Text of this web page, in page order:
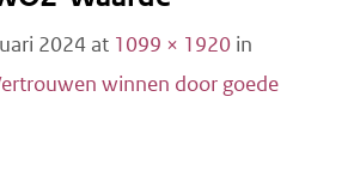
2024 at 1099 × 1920 in
winnen door goede